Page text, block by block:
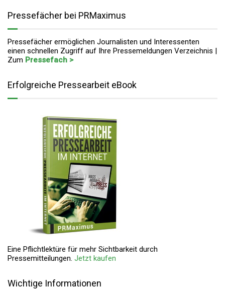
Pressefächer bei PRMaximus
Pressefächer ermöglichen Journalisten und Interessenten
einen schnellen Zugriff auf Ihre Pressemeldungen Verzeichnis |
Zum Pressefach >
Erfolgreiche Pressearbeit eBook
Eine Pflichtlektüre für mehr Sichtbarkeit durch
Pressemitteilungen. Jetzt kaufen
Wichtige Informationen